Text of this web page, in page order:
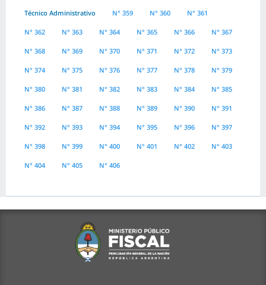
Técnico Administrativo N° 359 N° 360 N° 361
N° 362 N° 363 N° 364 N° 365 N° 366 N° 367
N° 368 N° 369 N° 370 N° 371 N° 372 N° 373
N° 374 N° 375 N° 376 N° 377 N° 378 N° 379
N° 380 N° 381 N° 382 N° 383 N° 384 N° 385
N° 386 N° 387 N° 388 N° 389 N° 390 N° 391
N° 392 N° 393 N° 394 N° 395 N° 396 N° 397
N° 398 N° 399 N° 400 N° 401 N° 402 N° 403
N° 404 N° 405 N° 406